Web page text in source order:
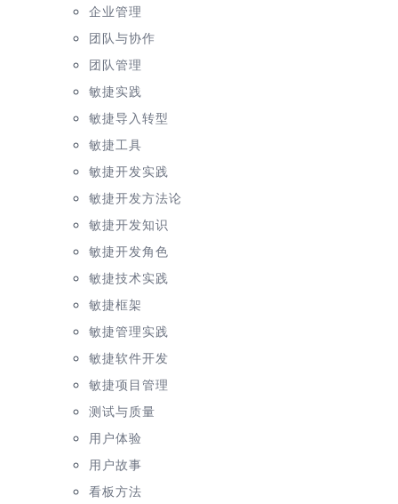
企业管理
团队与协作
团队管理
敏捷实践
敏捷导入转型
敏捷工具
敏捷开发实践
敏捷开发方法论
敏捷开发知识
敏捷开发角色
敏捷技术实践
敏捷框架
敏捷管理实践
敏捷软件开发
敏捷项目管理
测试与质量
用户体验
用户故事
看板方法